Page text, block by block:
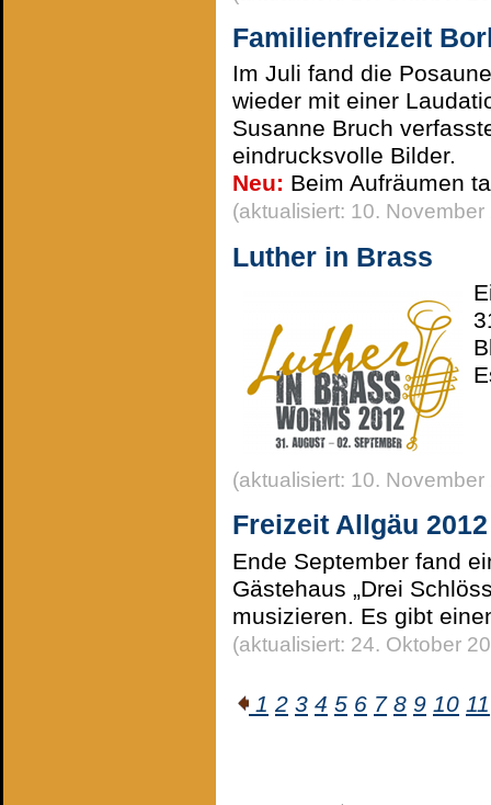
Familienfreizeit
Im Juli fand die
wieder mit einer
Susanne Bruch
eindrucksvolle Bilder.
Neu: Beim Aufräumen
(aktualisiert: 10. November
Luther in Brass
(aktualisiert: 10. November
Freizeit Allgäu 2012
Ende September fand
Gästehaus „Drei
musizieren. Es gibt
(aktualisiert: 24. Oktober
1 2 3 4 5 6 7 8 9 10 11